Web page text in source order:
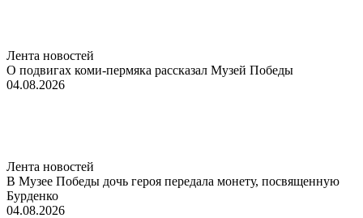
Лента новостей
О подвигах коми-пермяка рассказал Музей Победы
04.08.2026
Лента новостей
В Музее Победы дочь героя передала монету, посвященную
Бурденко
04.08.2026